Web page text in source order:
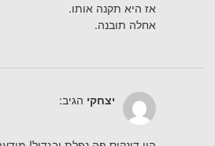
אז היא תקנה אותו.
אחלה תובנה.
יצחקי הגיב: